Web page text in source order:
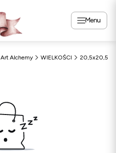
Menu
Art Alchemy WIELKOŚCI 20,5x20,5